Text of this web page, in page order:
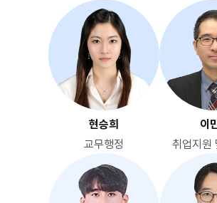
현승희
교무행정
이
취업지원